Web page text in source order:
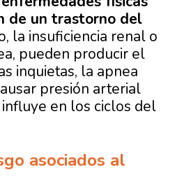
de un trastorno del
la insuficiencia renal o
pueden producir el
inquietas, la apnea
presión arterial
en los ciclos del
asociados al